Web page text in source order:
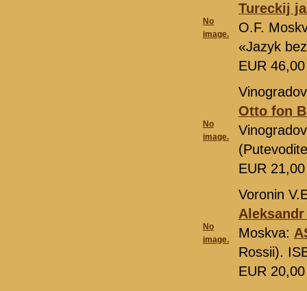
No
image.
Tureckij
O.F.
«Jazyk
EUR
No
image.
Otto fon
EUR
No
image.
Voronin
Moskva:
Rossii).
EUR